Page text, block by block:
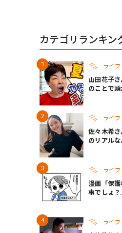
カテゴリランキン
ライフ
山田花子
のことで
ライフ
佐々木希
のリアル
ライフ
漫画「保
事でしょ
ライフ